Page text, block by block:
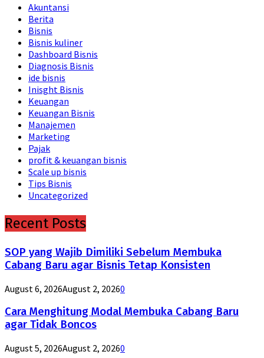
Akuntansi
Berita
Bisnis
Bisnis kuliner
Dashboard Bisnis
Diagnosis Bisnis
ide bisnis
Inisght Bisnis
Keuangan
Keuangan Bisnis
Manajemen
Marketing
Pajak
profit & keuangan bisnis
Scale up bisnis
Tips Bisnis
Uncategorized
Recent Posts
SOP yang Wajib Dimiliki Sebelum Membuka
Cabang Baru agar Bisnis Tetap Konsisten
August 6, 2026August 2, 20260
Cara Menghitung Modal Membuka Cabang Baru
agar Tidak Boncos
August 5, 2026August 2, 20260